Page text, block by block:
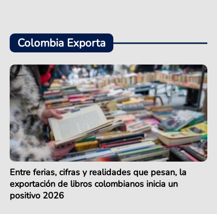
Colombia Exporta
Entre ferias, cifras y realidades que pesan, la
exportación de libros colombianos inicia un
positivo 2026